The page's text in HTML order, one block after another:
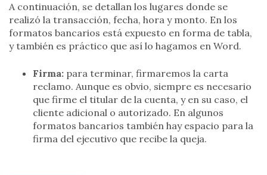
A continuación, se detallan los lugares donde se
realizó la transacción, fecha, hora y monto. En los
formatos bancarios está expuesto en forma de tabla,
y también es práctico que así lo hagamos en Word.
Firma: para terminar, firmaremos la carta
reclamo. Aunque es obvio, siempre es necesario
que firme el titular de la cuenta, y en su caso, el
cliente adicional o autorizado. En algunos
formatos bancarios también hay espacio para la
firma del ejecutivo que recibe la queja.